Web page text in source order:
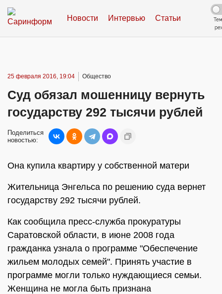
Новости Интервью Статьи
25 февраля 2016, 19:04 Общество
Суд обязал мошенницу вернуть
государству 292 тысячи рублей
Поделиться
новостью:
Она купила квартиру у собственной матери
Жительница Энгельса по решению суда вернет
государству 292 тысячи рублей.
Как сообщила пресс-служба прокуратуры
Саратовской области, в июне 2008 года
гражданка узнала о программе "Обеспечение
жильем молодых семей". Принять участие в
программе могли только нуждающиеся семьи.
Женщина не могла быть признана